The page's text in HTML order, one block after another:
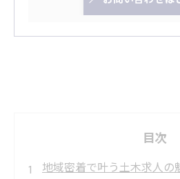
目次
地域密着で叶う土木求人の